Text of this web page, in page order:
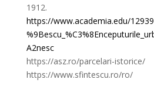
1912.
https://www.academia.edu/
A2nesc
https://asz.ro/parcelari-istorice/
https://www.sfintescu.ro/ro/